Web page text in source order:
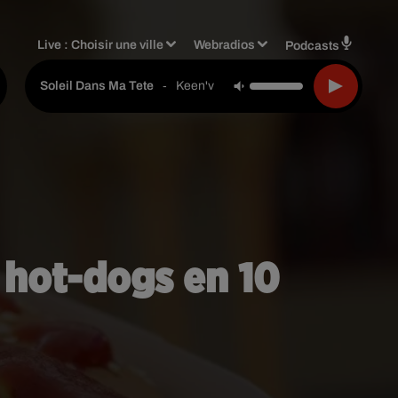
Live :Choisir une ville Webradios Podcasts
Soleil Dans Ma Tete - Keen'v
dogs en 10